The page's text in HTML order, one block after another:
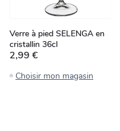
Verre à pied SELENGA en
cristallin 36cl
2,99 €
Choisir mon magasin